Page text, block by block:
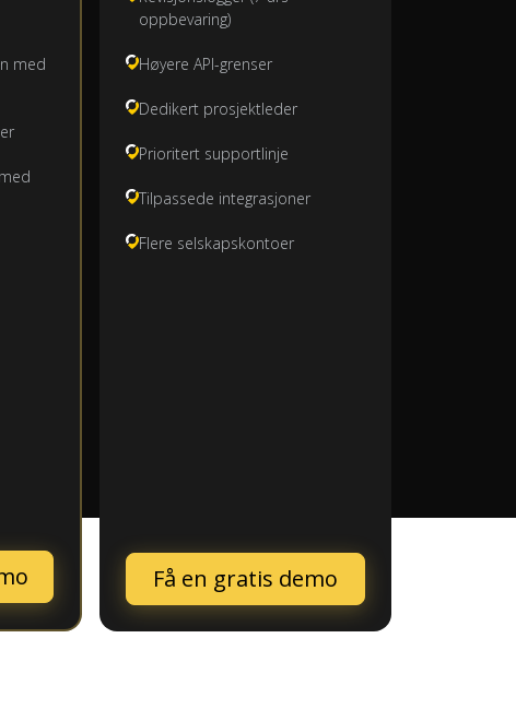
med
oppbevaring)
Høyere API-grenser
Dedikert prosjektleder
Prioritert supportlinje
Tilpassede integrasjoner
Flere selskapskontoer
Få en gratis demo